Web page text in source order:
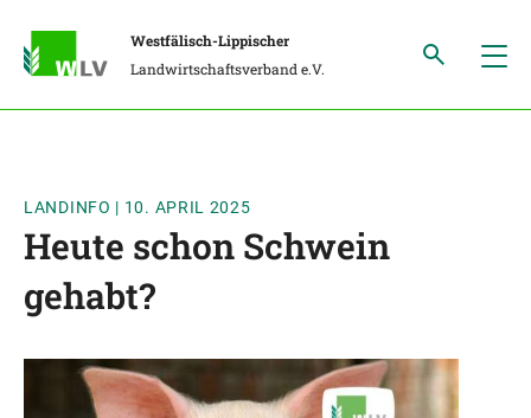
Westfälisch-Lippischer
Landwirtschaftsverband e.V.
LANDINFO | 10. APRIL 2025
Heute schon Schwein
gehabt?